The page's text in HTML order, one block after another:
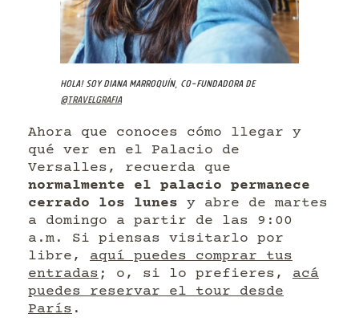
Hola! Soy Diana Marroquín, co-fundadora de
@travelgrafia
Ahora que conoces cómo llegar y
qué ver en el Palacio de
Versalles, recuerda que
normalmente el palacio permanece
cerrado los lunes y abre de martes
a domingo a partir de las 9:00
a.m. Si piensas visitarlo por
libre, aquí puedes comprar tus
entradas; o, si lo prefieres, acá
puedes reservar el tour desde
París .